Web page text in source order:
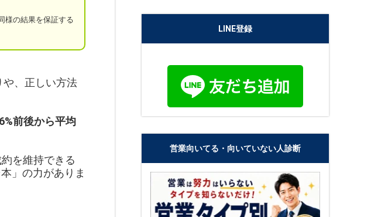
様の結果を保証する
、正しい方法
前後から平均
を維持できる
」の力がありま
LINE登録
営業向いてる・向いていない人診断